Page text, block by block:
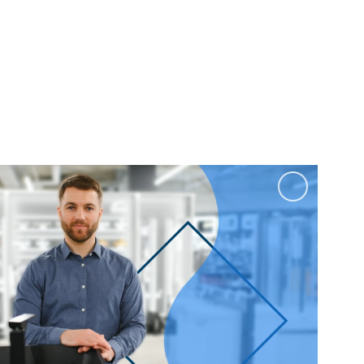
60 см 65 см 70 см
Перейти в раздел